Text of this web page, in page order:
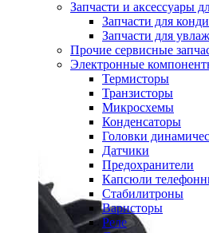
Запчасти и аксессуары
Запчасти для
Запчасти для
Прочие сервисные
Электронные
Термисторы
Транзисторы
Микросхемы
Конденсаторы
Головки
Датчики
Предохранители
Капсюли
Стабилитроны
Варисторы
Реле